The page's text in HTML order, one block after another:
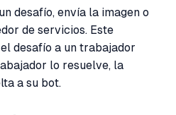
desafío, envía la imagen o
de servicios. Este
desafío a un trabajador
lo resuelve, la
a su bot.